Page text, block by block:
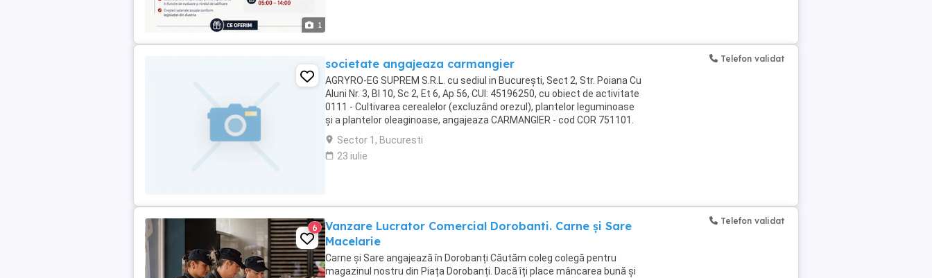
1
societate angajeaza carmangier
AGRYRO-EG SUPREM S.R.L. cu sediul in Bucureşti, Sect 2, Str. Poiana Cu
Aluni Nr. 3, Bl 10, Sc 2, Et 6, Ap 56, CUI: 45196250, cu obiect de activitate
0111 - Cultivarea cerealelor (excluzând orezul), plantelor leguminoase
şi a plantelor oleaginoase, angajeaza CARMANGIER - cod COR 751101.
Cerinte: experienta ...
Sector 1, Bucuresti
23 iulie
Telefon validat
6
Vanzare Lucrator Comercial Dorobanti. Carne și Sare
Macelarie
Carne și Sare angajează în Dorobanți Căutăm coleg colegă pentru
magazinul nostru din Piața Dorobanți. Dacă îți place mâncarea bună și
Telefon validat